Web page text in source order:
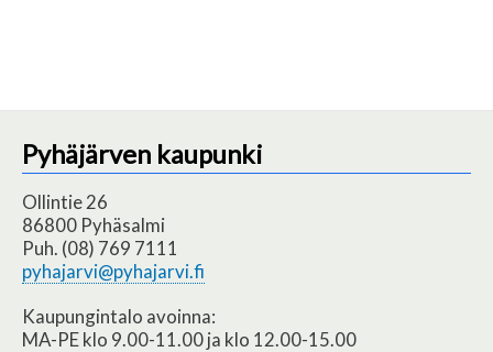
Pyhäjärven kaupunki
Ollintie 26
86800 Pyhäsalmi
Puh. (08) 769 7111
pyhajarvi@pyhajarvi.fi
Kaupungintalo avoinna:
MA-PE klo 9.00-11.00 ja klo 12.00-15.00